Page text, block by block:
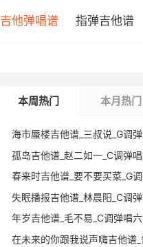
吉他弹唱谱 指弹吉他谱
本周热门 本月热门
海市蜃楼吉他谱_三叔说_G调弹唱
孤岛吉他谱_赵二如一_C调弹
春来时吉他谱_要不要买菜_G调弹唱
失眠播报吉他谱_林晨阳_C调弹唱
年岁吉他谱_毛不易_C调弹唱
在未来的你跟我说声嗨吉他谱_告五人_C调弹